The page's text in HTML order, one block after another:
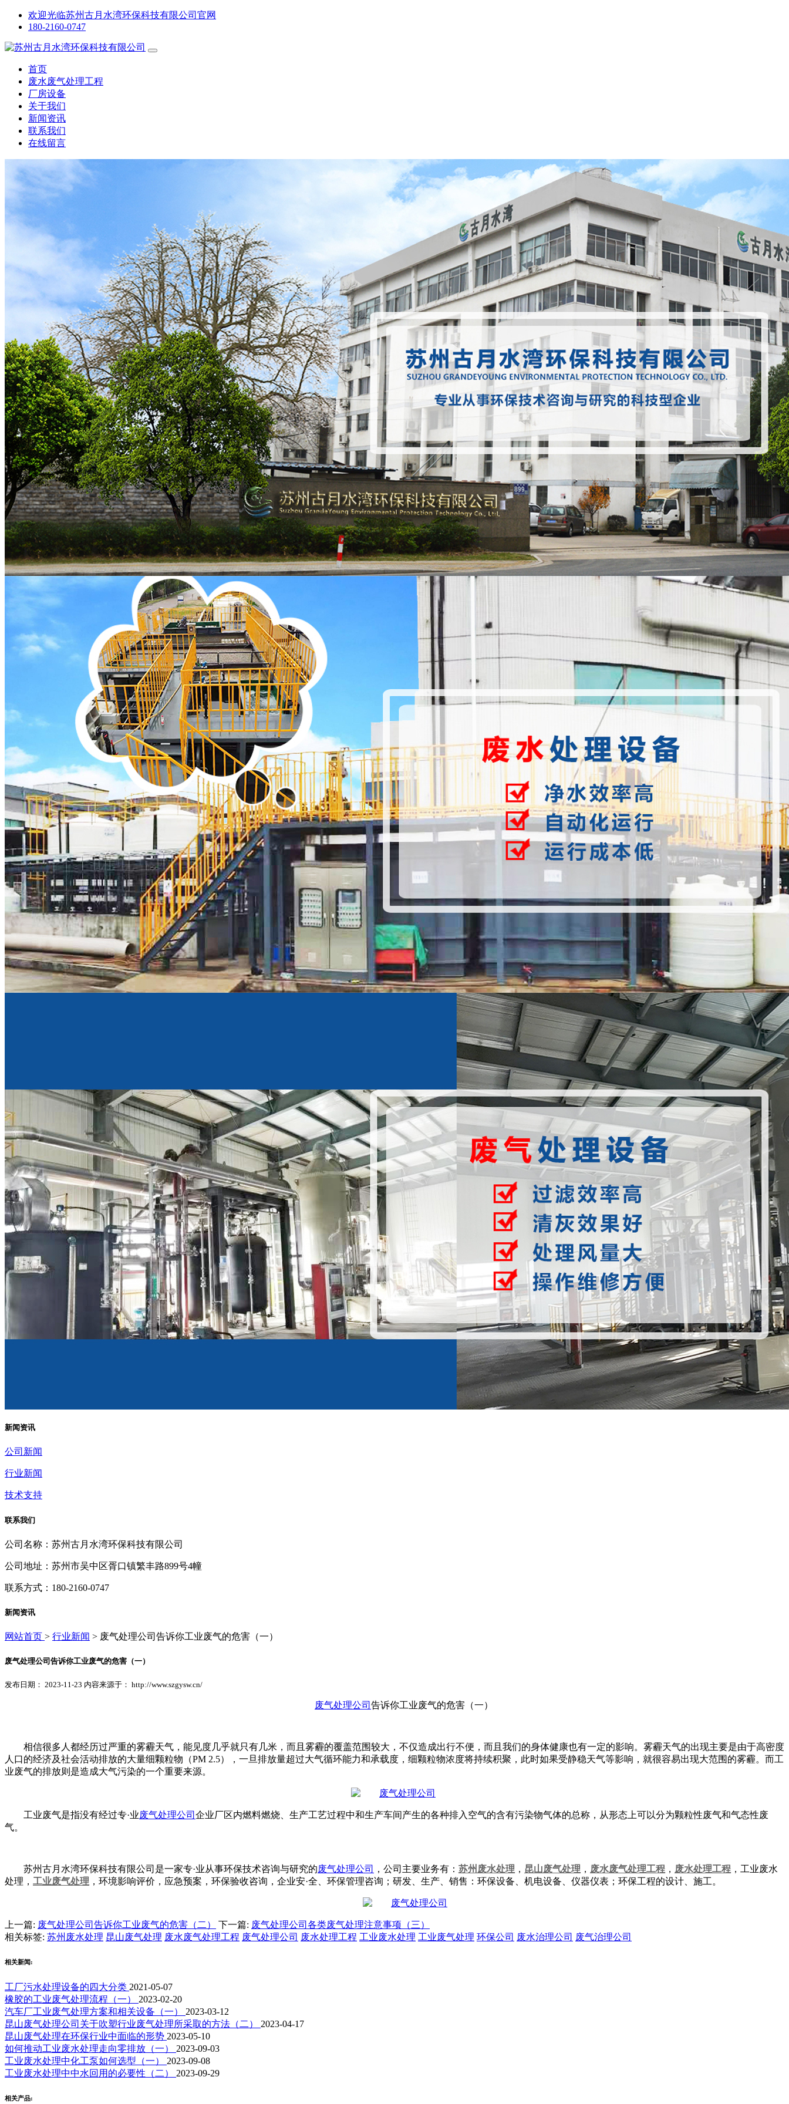
欢迎光临苏州古月水湾环保科技有限公司官网
180-2160-0747
首页
废水废气处理工程
厂房设备
关于我们
新闻资讯
联系我们
在线留言
新闻资讯
公司新闻
行业新闻
技术支持
联系我们
公司名称：苏州古月水湾环保科技有限公司
公司地址：苏州市吴中区胥口镇繁丰路899号4幢
联系方式：180-2160-0747
新闻资讯
网站首页 > 行业新闻 > 废气处理公司告诉你工业废气的危害（一）
废气处理公司告诉你工业废气的危害（一）
发布日期： 2023-11-23 内容来源于： http://www.szgysw.cn/
废气处理公司 告诉你工业废气的危害（一）
相信很多人都经历过严重的雾霾天气，能见度几乎就只有几米，而且雾霾的覆盖范围较大，不仅造成出行不便，而且我们的身体健康也有一定的影响。雾霾天气的出现主要是由于高密度
人口的经济及社会活动排放的大量细颗粒物（PM 2.5），一旦排放量超过大气循环能力和承载度，细颗粒物浓度将持续积聚，此时如果受静稳天气等影响，就很容易出现大范围的雾霾。而工
业废气的排放则是造成大气污染的一个重要来源。
工业废气是指没有经过专·业废气处理公司 企业厂区内燃料燃烧、生产工艺过程中和生产车间产生的各种排入空气的含有污染物气体的总称，从形态上可以分为颗粒性废气和气态性废
气。
苏州古月水湾环保科技有限公司是一家专·业从事环保技术咨询与研究的废气处理公司 ，公司主要业务有： 苏州废水处理 ， 昆山废气处理 ， 废水废气处理工程 ， 废水处理工程 ，工业废水
处理， 工业废气处理 ，环境影响评价，应急预案，环保验收咨询，企业安·全、环保管理咨询；研发、生产、销售：环保设备、机电设备、仪器仪表；环保工程的设计、施工。
上一篇: 废气处理公司告诉你工业废气的危害（二） 下一篇: 废气处理公司各类废气处理注意事项（三）
相关标签: 苏州废水处理 昆山废气处理 废水废气处理工程 废气处理公司 废水处理工程 工业废水处理 工业废气处理 环保公司 废水治理公司 废气治理公司
相关新闻:
工厂污水处理设备的四大分类 2021-05-07
橡胶的工业废气处理流程（一） 2023-02-20
汽车厂工业废气处理方案和相关设备（一） 2023-03-12
昆山废气处理公司关于吹塑行业废气处理所采取的方法（二） 2023-04-17
昆山废气处理在环保行业中面临的形势 2023-05-10
如何推动工业废水处理走向零排放（一） 2023-09-03
工业废水处理中化工泵如何选型（一） 2023-09-08
工业废水处理中中水回用的必要性（二） 2023-09-29
相关产品: